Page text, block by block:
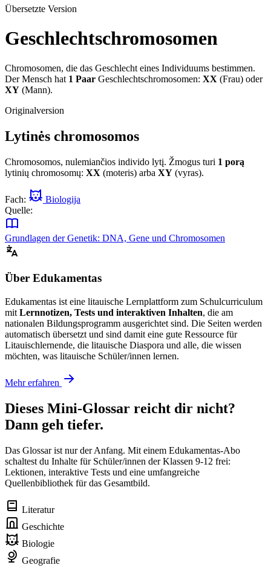
Übersetzte Version
Geschlechtschromosomen
Chromosomen, die das Geschlecht eines Individuums bestimmen.
Der Mensch hat 1 Paar Geschlechtschromosomen: XX (Frau) oder
XY (Mann).
Originalversion
Lytinės chromosomos
Chromosomos, nulemiančios individo lytį. Žmogus turi 1 porą
lytinių chromosomų: XX (moteris) arba XY (vyras).
Fach:
Biologija
Quelle:
Grundlagen der Genetik: DNA, Gene und Chromosomen
Über Edukamentas
Edukamentas ist eine litauische Lernplattform zum Schulcurriculum
mit Lernnotizen, Tests und interaktiven Inhalten, die am
nationalen Bildungsprogramm ausgerichtet sind. Die Seiten werden
automatisch übersetzt und sind damit eine gute Ressource für
Litauischlernende, die litauische Diaspora und alle, die wissen
möchten, was litauische Schüler/innen lernen.
Mehr erfahren
Dieses Mini-Glossar reicht dir nicht?
Dann geh tiefer.
Das Glossar ist nur der Anfang. Mit einem Edukamentas-Abo
schaltest du Inhalte für Schüler/innen der Klassen 9-12 frei:
Lektionen, interaktive Tests und eine umfangreiche
Quellenbibliothek für das Gesamtbild.
Literatur
Geschichte
Biologie
Geografie